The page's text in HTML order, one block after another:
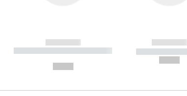
------------
----------- ----------- ----------
------------
-----------